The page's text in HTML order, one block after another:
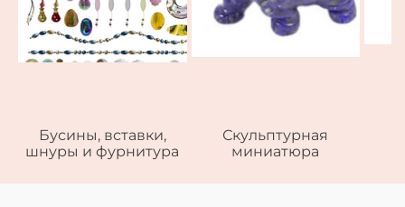
Бусины, вставки,
шнуры и фурнитура
Скульптурная
миниатюра